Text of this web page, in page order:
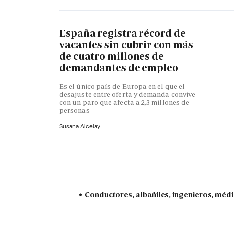
España registra récord de
vacantes sin cubrir con más
de cuatro millones de
demandantes de empleo
Es el único país de Europa en el que el
desajuste entre oferta y demanda convive
con un paro que afecta a 2,3 millones de
personas
Susana Alcelay
Conductores, albañiles, ingenieros,